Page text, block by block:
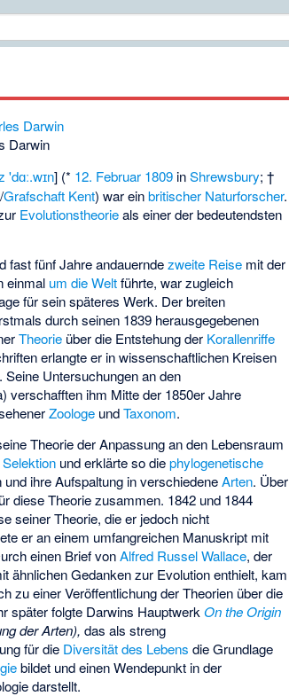
Darwin
'dɑː.wɪn] (* 12. Februar 1809 inShrewsbury; †
/Grafschaft Kent) war einbritischer Naturforscher.
Evolutionstheorieals einer der bedeutendsten
fast fünf Jahre andauerndezweite Reise mit der
einmal um die Weltführte, war zugleich
für sein späteres Werk. Der breiten
durch seinen 1839 herausgegebenen
Theorie über die Entstehung der Korallenriffe
erlangte er in wissenschaftlichen Kreisen
. Seine Untersuchungen an den
verschafften ihm Mitte der 1850er Jahre
Zoologe undTaxonom.
Theorie der Anpassung an den Lebensraum
und erklärte so diephylogenetische
ihre Aufspaltung in verschiedeneArten. Über
diese Theorie zusammen. 1842 und 1844
seiner Theorie, die er jedoch nicht
er an einem umfangreichen Manuskript mit
einen Brief vonAlfred Russel Wallace, der
ähnlichen Gedanken zur Evolution enthielt, kam
zu einer Veröffentlichung der Theorien über die
später folgte Darwins HauptwerkOn the Origin
der Arten), das als streng
für die Diversität des Lebens die Grundlage
bildet und einen Wendepunkt in der
darstellt.